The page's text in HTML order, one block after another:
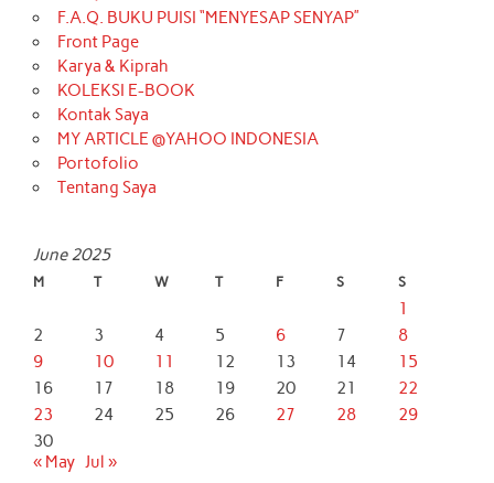
F.A.Q. BUKU PUISI “MENYESAP SENYAP”
Front Page
Karya & Kiprah
KOLEKSI E-BOOK
Kontak Saya
MY ARTICLE @YAHOO INDONESIA
Portofolio
Tentang Saya
June 2025
M T W T F S S
1
2
3 4 5 6 7
8
9
10 11 12 13 14
15
16
17 18 19 20 21
22
23
24 25 26 27 28
29
30
« May Jul »